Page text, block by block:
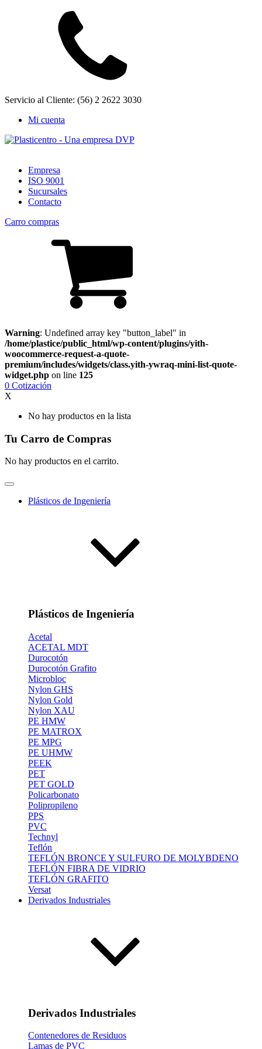
Servicio al Cliente: (56) 2 2622 3030
Mi cuenta
Empresa
ISO 9001
Sucursales
Contacto
Carro compras
Warning: Undefined array key "button_label" in
/home/plastice/public_html/wp-content/plugins/yith-
woocommerce-request-a-quote-
premium/includes/widgets/class.yith-ywraq-mini-list-quote-
widget.php on line 125
0 Cotización
X
No hay productos en la lista
Tu Carro de Compras
No hay productos en el carrito.
Plásticos de Ingeniería
Plásticos de Ingeniería
Acetal
ACETAL MDT
Durocotón
Durocotón Grafito
Microbloc
Nylon GHS
Nylon Gold
Nylon XAU
PE HMW
PE MATROX
PE MPG
PE UHMW
PEEK
PET
PET GOLD
Policarbonato
Polipropileno
PPS
PVC
Technyl
Teflón
TEFLÓN BRONCE Y SULFURO DE MOLYBDENO
TEFLÓN FIBRA DE VIDRIO
TEFLÓN GRAFITO
Versat
Derivados Industriales
Derivados Industriales
Contenedores de Residuos
Lamas de PVC